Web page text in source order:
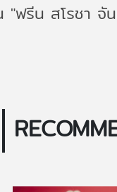
ฟรีน สโรชา จั